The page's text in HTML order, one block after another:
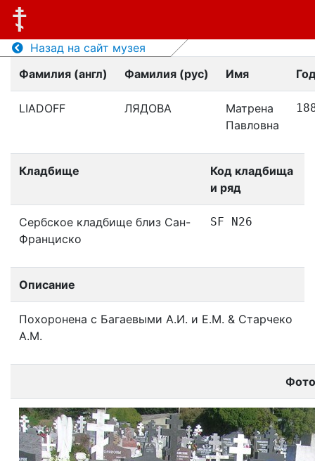
Назад на сайт музея
Фамилия (англ)
Фамилия (рус) Имя
LIADOFF ЛЯДОВА
Матрена
Павловна
Кладбище
Код кладбища
и ряд
Сербское кладбище близ Сан-
Франциско
SF N26
Описание
Похоронена с Багаевыми А.И. и Е.М. & Старчеко
А.М.
Фото